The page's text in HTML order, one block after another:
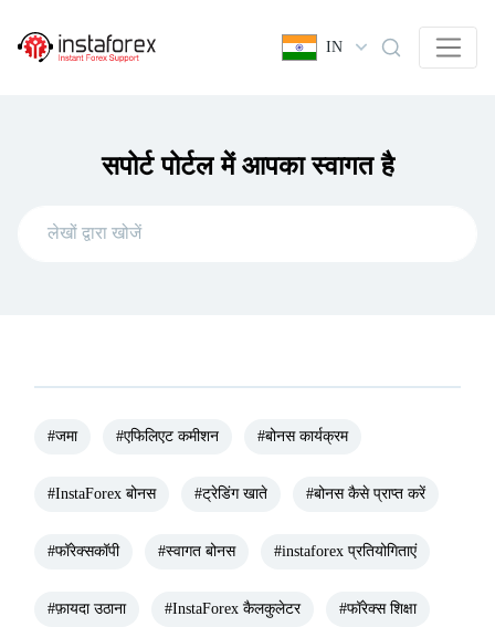
IN
सपोर्ट पोर्टल में आपका स्वागत है
#जमा #एफिलिएट कमीशन #बोनस कार्यक्रम
#InstaForex बोनस #ट्रेडिंग खाते #बोनस कैसे प्राप्त करें
#फॉरेक्सकॉपी #स्वागत बोनस #instaforex प्रतियोगिताएं
#फ़ायदा उठाना #InstaForex कैलकुलेटर #फॉरेक्स शिक्षा